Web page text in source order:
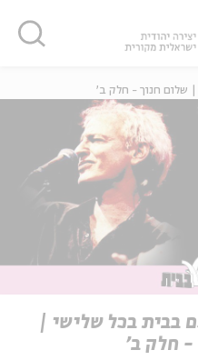
| שלום חנוך - חלק ב'
בבית בכל שלישי |
- חלק ב'